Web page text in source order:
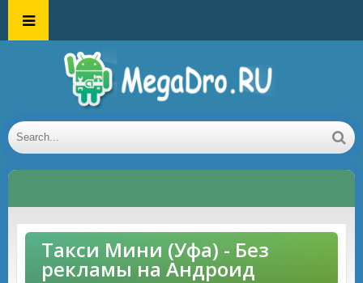
Такси Мини (Уфа) - Без
рекламы на Андроид